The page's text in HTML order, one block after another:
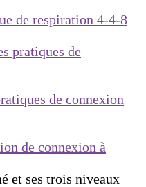
de respiration 4-4-8
pratiques de
de connexion
de connexion à
et ses trois niveaux